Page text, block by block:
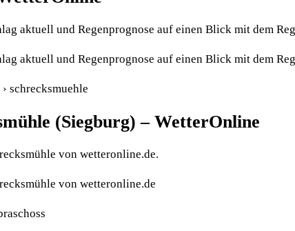
aktuell und Regenprognose auf einen Blick mit dem
aktuell und Regenprognose auf einen Blick mit dem
schrecksmuehle
(Siegburg) – WetterOnline
von wetteronline.de.
von wetteronline.de